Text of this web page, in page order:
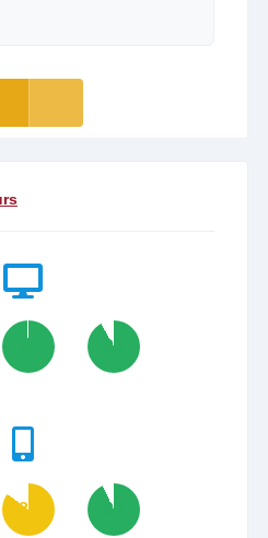
92
85 93